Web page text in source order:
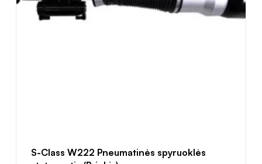
S-Class W222 Pneumatinės spyruoklės